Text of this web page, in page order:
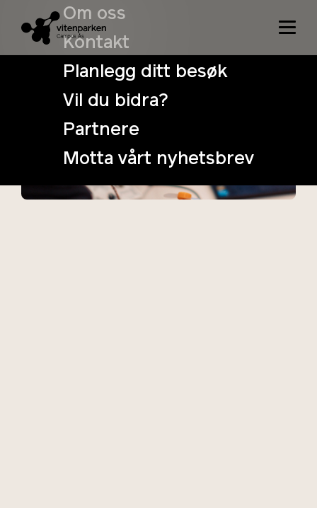
Om oss
Kontakt
Planlegg ditt besøk
Vil du bidra?
Partnere
Motta vårt nyhetsbrev